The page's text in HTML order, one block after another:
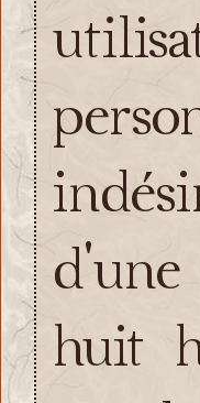
huit